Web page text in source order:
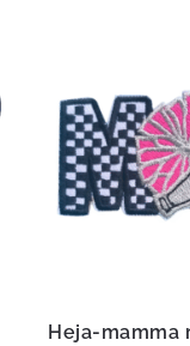
Heja-mamma